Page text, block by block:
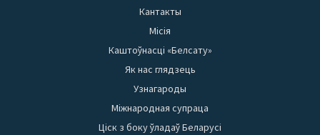
Кантакты
Місія
Каштоўнасці «Белсату»
Як нас глядзець
Узнагароды
Міжнародная супраца
Ціск з боку ўладаў Беларусі